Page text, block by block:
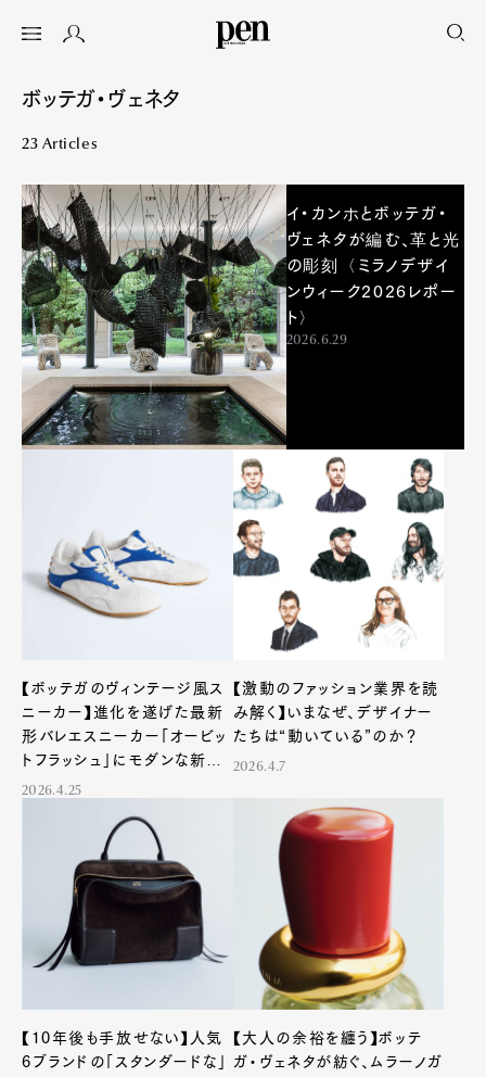
ボッテガ・ヴェネタ
23 Articles
イ・カンホとボッテガ・
ヴェネタが編む、革と光
の彫刻〈ミラノデザイ
ンウィーク2026レポー
ト〉
2026.6.29
【ボッテガのヴィンテージ風ス
ニーカー】進化を遂げた最新
形バレエスニーカー「オービッ
トフラッシュ」にモダンな新色
が登場
2026.4.25
【激動のファッション業界を読
み解く】いまなぜ、デザイナー
たちは“動いている”のか？
2026.4.7
【10年後も手放せない】人気
6ブランドの「スタンダードな」
【大人の余裕を纏う】ボッテ
ガ・ヴェネタが紡ぐ、ムラーノガ